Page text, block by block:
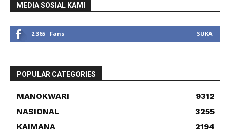
MEDIA SOSIAL KAMI
2,365 Fans SUKA
POPULAR CATEGORIES
MANOKWARI
9312
NASIONAL
3255
KAIMANA
2194